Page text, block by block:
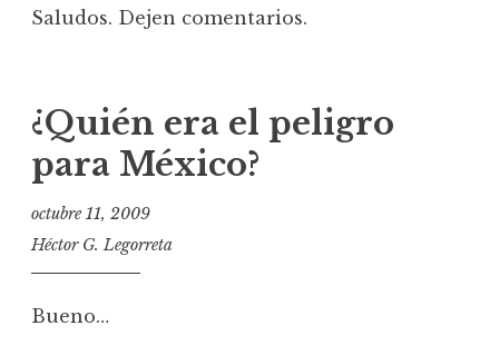
Saludos. Dejen comentarios.
¿Quién era el peligro
para México?
octubre 11, 2009
Héctor G. Legorreta
Bueno…